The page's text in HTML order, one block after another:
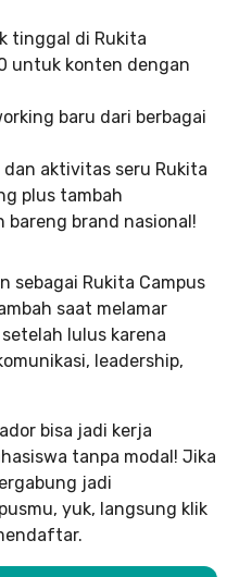
tinggal di Rukita
untuk konten dengan
baru dari berbagai
aktivitas seru Rukita
plus tambah
bareng brand nasional!
sebagai Rukita Campus
saat melamar
lulus karena
leadership,
bisa jadi kerja
tanpa modal! Jika
jadi
yuk, langsung klik